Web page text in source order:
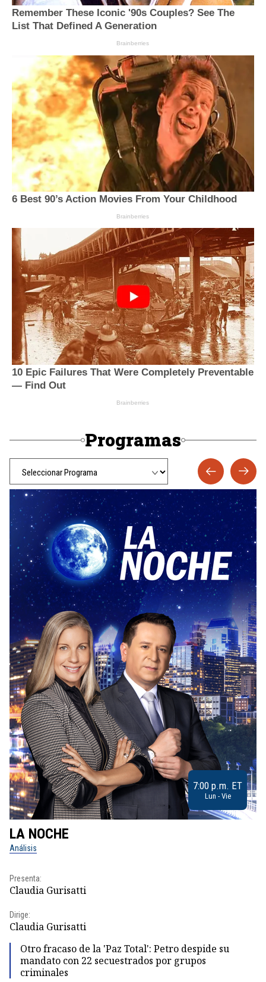
Programas
7:00 p.m. ET
Lun - Vie
LA NOCHE
Análisis
Presenta:
Claudia Gurisatti
Dirige:
Claudia Gurisatti
Otro fracaso de la 'Paz Total': Petro despide su
mandato con 22 secuestrados por grupos
criminales